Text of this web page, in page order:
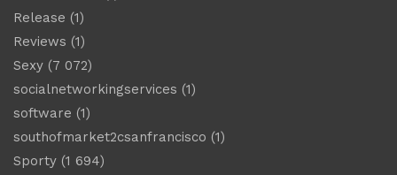
Release (1)
Reviews (1)
Sexy (7 072)
socialnetworkingservices (1)
software (1)
southofmarket2csanfrancisco (1)
Sporty (1 694)